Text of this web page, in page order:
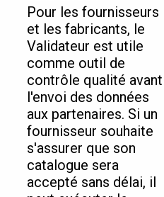
Pour les fournisseurs
et les fabricants, le
Validateur est utile
comme outil de
contrôle qualité avant
l'envoi des données
aux partenaires. Si un
fournisseur souhaite
s'assurer que son
catalogue sera
accepté sans délai, il